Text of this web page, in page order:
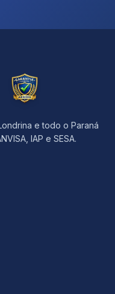
e todo o Paraná
IAP e SESA.